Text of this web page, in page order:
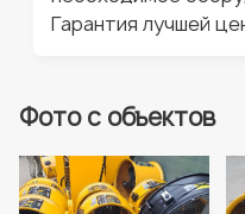
Гарантия лучшей
Фото с объектов